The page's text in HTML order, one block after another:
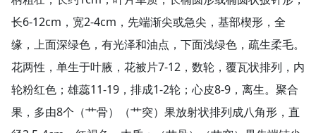
长6-12cm，宽2-4cm，先端渐尖或急尖，基部楔形，全
缘，上面深绿色，有光泽和油点，下面浅绿色，疏生柔毛。
花两性，单生于叶腋，花被片7-12，数轮，覆瓦状排列，内
轮粉红色；雄蕊11-19，排成1-2轮；心皮8-9，离生。聚合
果，多由8个（艹骨）（艹突）果放射状排列成八角形，直